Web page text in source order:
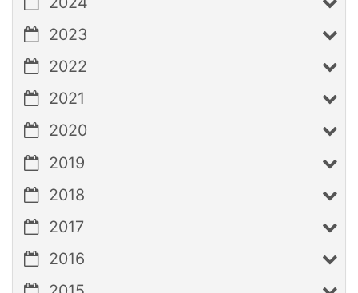
2023
2022
2021
2020
2019
2018
2017
2016